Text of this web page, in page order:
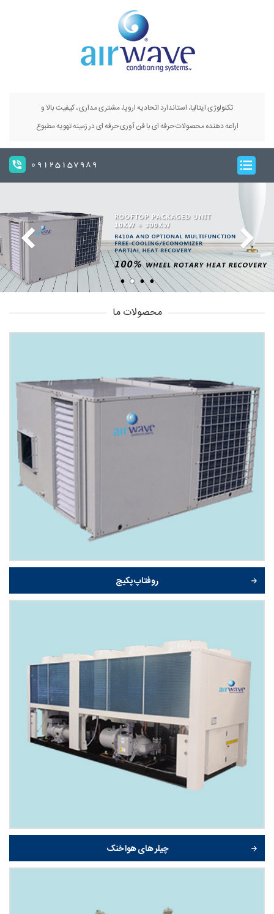
تکنولوژی ایتالیا، استاندارد اتحادیه اروپا، مشتری مداری ، کیفیت بالا و
اراعه دهنده محصولات حرفه ای با فن آوری حرفه ای در زمینه تهویه مطبوع
09125157989
محصولات ما
روفتاپ پکیج
چیلر های هوا خنک